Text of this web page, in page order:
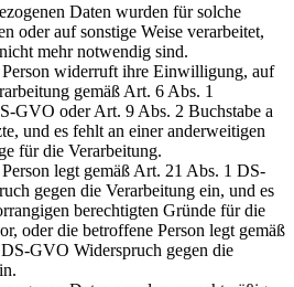
Daten wurden für solche
oder auf sonstige Weise verarbeitet,
mehr notwendig sind.
widerruft ihre Einwilligung, auf
gemäß Art. 6 Abs. 1
GVO oder Art. 9 Abs. 2 Buchstabe a
und es fehlt an einer anderweitigen
für die Verarbeitung.
legt gemäß Art. 21 Abs. 1 DS-
gegen die Verarbeitung ein, und es
berechtigten Gründe für die
oder die betroffene Person legt gemäß
GVO Widerspruch gegen die